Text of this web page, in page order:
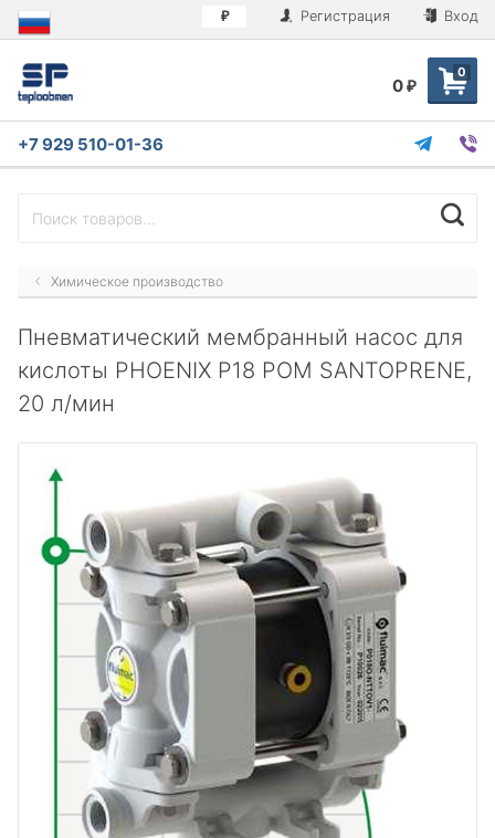
₽ Регистрация Вход
0
0 ₽
+7 929 510-01-36
Химическое производство
Пневматический мембранный насос для
кислоты PHOENIX P18 POM SANTOPRENE,
20 л/мин